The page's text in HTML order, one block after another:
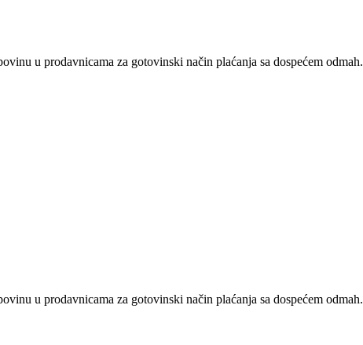
u prodavnicama za gotovinski način plaćanja sa dospećem odmah.
u prodavnicama za gotovinski način plaćanja sa dospećem odmah.